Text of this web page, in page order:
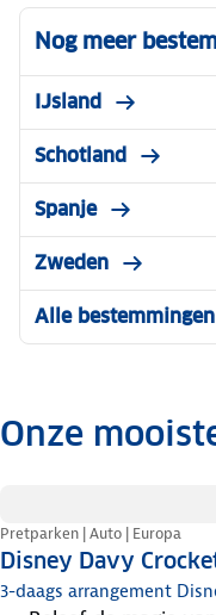
Nog meer
IJsland
Schotland
Spanje
Zweden
Alle
.Onze
Disney Davy
Pretparken | Auto | Europa
3-daags arrangement